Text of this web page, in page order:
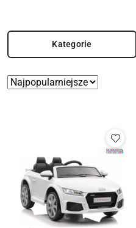
Kategorie
Zastosowano
Sortuj